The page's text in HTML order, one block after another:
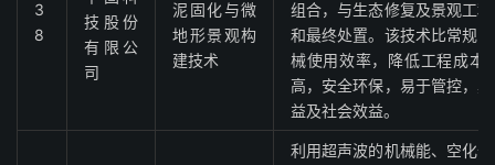
3
8
技股份
有限公
司
泥固化与微
地形景观构
建技术
组合，与生态修复及景观工
和最终处置。该技术比常规
械使用效率，降低工程成本
高，安全环保，易于管控，
益及社会效益。
利用超声波的机械能、空化